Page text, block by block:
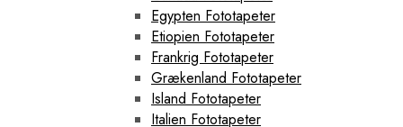
Egypten Fototapeter
Etiopien Fototapeter
Frankrig Fototapeter
Grækenland Fototapeter
Island Fototapeter
Italien Fototapeter